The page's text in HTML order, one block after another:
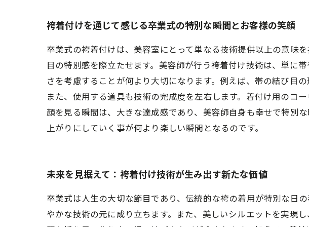
袴着付けを通じて感じる卒業式の特別な瞬間とお客様の笑顔
卒業式の袴着付けは、美容室にとって単なる技術提供以上の意味
目の特別感を際立たせます。美容師が行う袴着付け技術は、単に
さを考慮することが何より大切になります。例えば、帯の結び目
また、使用する道具も技術の完成度を左右します。着付け用のコ
顔を見る瞬間は、大きな達成感であり、美容師自身も幸せで特別
上がりにしていく事が何より楽しい瞬間となるのです。
未来を見据えて：袴着付け技術が生み出す新たな価値
卒業式は人生の大切な節目であり、伝統的な袴の着用が特別な日
やかな技術の元に成り立ちます。また、美しいシルエットを実現